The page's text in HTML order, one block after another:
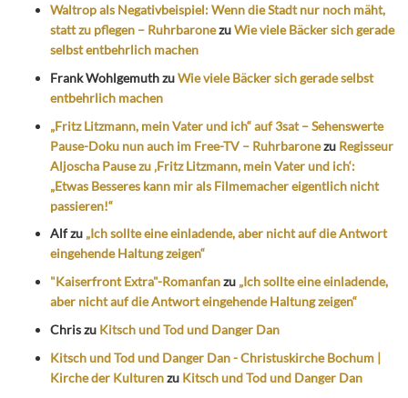
Waltrop als Negativbeispiel: Wenn die Stadt nur noch mäht,
statt zu pflegen – RuhrbaronezuWie viele Bäcker sich gerade
selbst entbehrlich machen
Frank WohlgemuthzuWie viele Bäcker sich gerade selbst
entbehrlich machen
„Fritz Litzmann, mein Vater und ich“ auf 3sat – Sehenswerte
Pause-Doku nun auch im Free-TV – Ruhrbaronezu Regisseur
Aljoscha Pause zu ‚Fritz Litzmann, mein Vater und ich‘:
„Etwas Besseres kann mir als Filmemacher eigentlich nicht
passieren!“
Alfzu „Ich sollte eine einladende, aber nicht auf die Antwort
eingehende Haltung zeigen“
"Kaiserfront Extra"-Romanfanzu „Ich sollte eine einladende,
aber nicht auf die Antwort eingehende Haltung zeigen“
Chriszu Kitsch und Tod und Danger Dan
Kitsch und Tod und Danger Dan - Christuskirche Bochum |
Kirche der Kulturenzu Kitsch und Tod und Danger Dan